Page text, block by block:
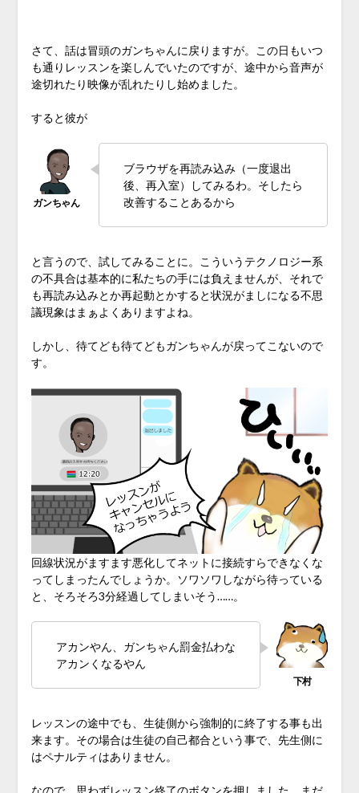
さて、話は冒頭のガンちゃんに戻りますが。この日もいつ
も通りレッスンを楽しんでいたのですが、途中から音声が
途切れたり映像が乱れたりし始めました。
すると彼が
ブラウザを再読み込み（一度退出
後、再入室）してみるわ。そしたら
改善することあるから
と言うので、試してみることに。こういうテクノロジー系
の不具合は基本的に私たちの手には負えませんが、それで
も再読み込みとか再起動とかすると状況がましになる不思
議現象はまぁよくありますよね。
しかし、待てども待てどもガンちゃんが戻ってこないので
す。
回線状況がますます悪化してネットに接続すらできなくな
ってしまったんでしょうか。ソワソワしながら待っている
と、そろそろ3分経過してしまいそう……。
アカンやん、ガンちゃん罰金払わな
アカンくなるやん
レッスンの途中でも、生徒側から強制的に終了する事も出
来ます。その場合は生徒の自己都合という事で、先生側に
はペナルティはありません。